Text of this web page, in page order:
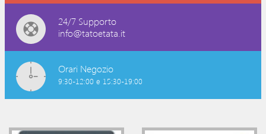
24/7 Supporto
info@tatoetata.it
Orari Negozio
9:30-12:00 e 15:30-19:00